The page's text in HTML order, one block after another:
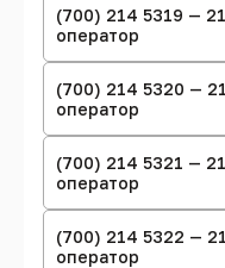
(700) 214 5319 —
оператор
(700) 214 5320 —
оператор
(700) 214 5321 —
оператор
(700) 214 5322 —
оператор